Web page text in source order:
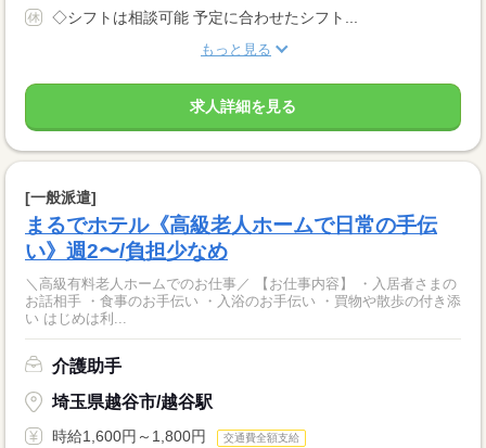
◇シフトは相談可能 予定に合わせたシフト...
もっと見る
求人詳細を見る
[一般派遣]
まるでホテル《高級老人ホームで日常の手伝
い》週2〜/負担少なめ
＼高級有料老人ホームでのお仕事／ 【お仕事内容】 ・入居者さまの
お話相手 ・食事のお手伝い ・入浴のお手伝い ・買物や散歩の付き添
い はじめは利...
介護助手
埼玉県越谷市/越谷駅
時給1,600円～1,800円 交通費全額支給